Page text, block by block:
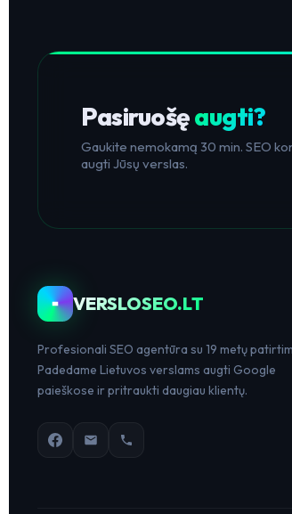
Pasiruošęaugti?
Gaukite nemokamą 30 min. SEO
augti Jūsų verslas.
VERSLOSEO.LT
Profesionali SEO agentūra su 19 metų
Padedame Lietuvos verslams augti Google
paieškose ir pritraukti daugiau klientų.